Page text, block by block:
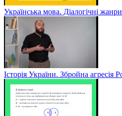
Українська мова. Діалогічні
Історія України. Збройна агресія